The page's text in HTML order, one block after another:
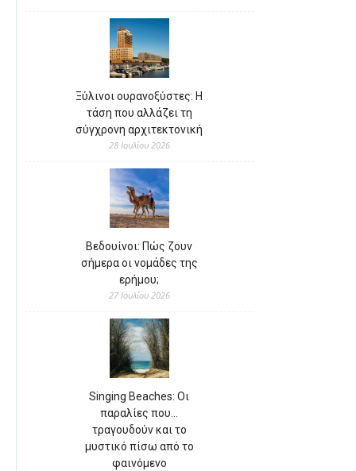
Ξύλινοι ουρανοξύστες: Η
τάση που αλλάζει τη
σύγχρονη αρχιτεκτονική
28 Ιουλίου 2026
Βεδουίνοι: Πώς ζουν
σήμερα οι νομάδες της
ερήμου;
27 Ιουλίου 2026
Singing Beaches: Οι
παραλίες που…
τραγουδούν και το
μυστικό πίσω από το
φαινόμενο